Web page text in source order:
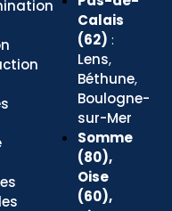
Calais
(62) :
Lens,
Béthune,
Boulogne-
sur-Mer
Somme
(80),
Oise
(60),